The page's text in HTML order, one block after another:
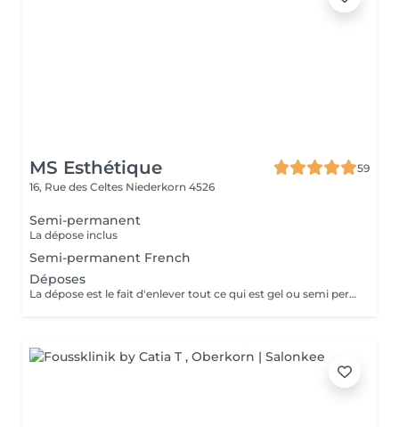
MS Esthétique
59
16, Rue des Celtes Niederkorn 4526
Semi-permanent
La dépose inclus
Semi-permanent French
Déposes
La dépose est le fait d'enlever tout ce qui est gel ou semi permanent de la plaque unguéal et ainsi laisser l'ongle a son etat naturel.